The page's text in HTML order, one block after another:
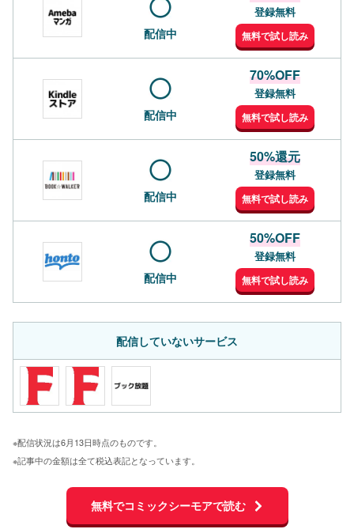
配信中
登録無料
無料で試し読み
配信中
70%OFF
登録無料
無料で試し読み
配信中
50%還元
登録無料
無料で試し読み
配信中
50%OFF
登録無料
無料で試し読み
配信していないサービス
※配信状況は6月13日時点のものです。
※記事中の金額は全て税込表記となっています。
無料でコミックシーモアで読む